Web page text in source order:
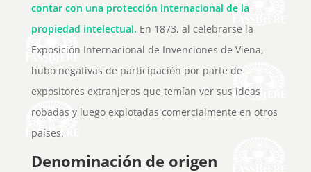
contar con una protección internacional de la
propiedad intelectual. En 1873, al celebrarse la
Exposición Internacional de Invenciones de Viena,
hubo negativas de participación por parte de
expositores extranjeros que temían ver sus ideas
robadas y luego explotadas comercialmente en otros
países.
Denominación de origen